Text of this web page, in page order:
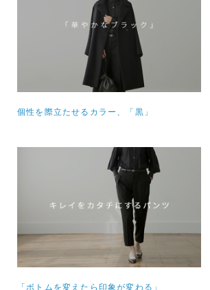
個性を際立たせるカラー、「黒」
「ボトムを変えたら印象が変わる」